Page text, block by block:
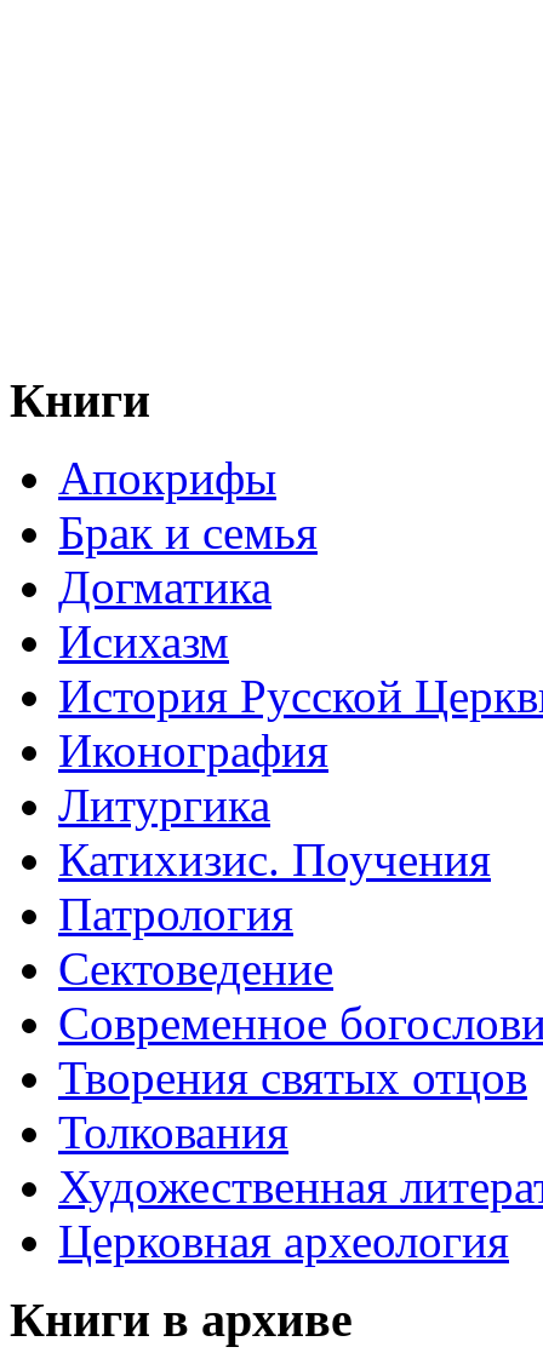
Книги
Апокрифы
Брак и семья
Догматика
Исихазм
История Русской
Иконография
Литургика
Катихизис. Поучения
Патрология
Сектоведение
Современное
Творения святых отцов
Толкования
Художественная
Церковная археология
Книги в архиве